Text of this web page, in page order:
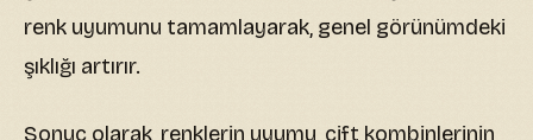
renk uyumunu tamamlayarak, genel görünümdeki
şıklığı artırır.
Sonuç olarak, renklerin uyumu, çift kombinlerinin